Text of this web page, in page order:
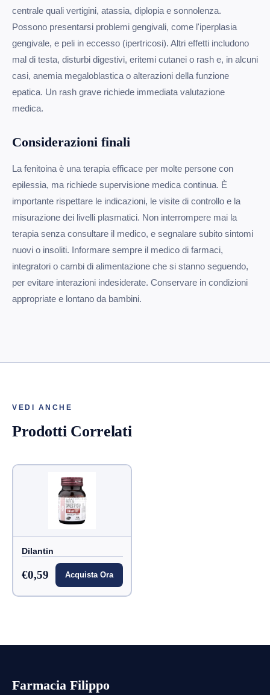
centrale quali vertigini, atassia, diplopia e sonnolenza.
Possono presentarsi problemi gengivali, come l'iperplasia
gengivale, e peli in eccesso (ipertricosi). Altri effetti includono
mal di testa, disturbi digestivi, eritemi cutanei o rash e, in alcuni
casi, anemia megaloblastica o alterazioni della funzione
epatica. Un rash grave richiede immediata valutazione
medica.
Considerazioni finali
La fenitoina è una terapia efficace per molte persone con
epilessia, ma richiede supervisione medica continua. È
importante rispettare le indicazioni, le visite di controllo e la
misurazione dei livelli plasmatici. Non interrompere mai la
terapia senza consultare il medico, e segnalare subito sintomi
nuovi o insoliti. Informare sempre il medico di farmaci,
integratori o cambi di alimentazione che si stanno seguendo,
per evitare interazioni indesiderate. Conservare in condizioni
appropriate e lontano da bambini.
VEDI ANCHE
Prodotti Correlati
Dilantin
€0,59 Acquista Ora
Farmacia Filippo